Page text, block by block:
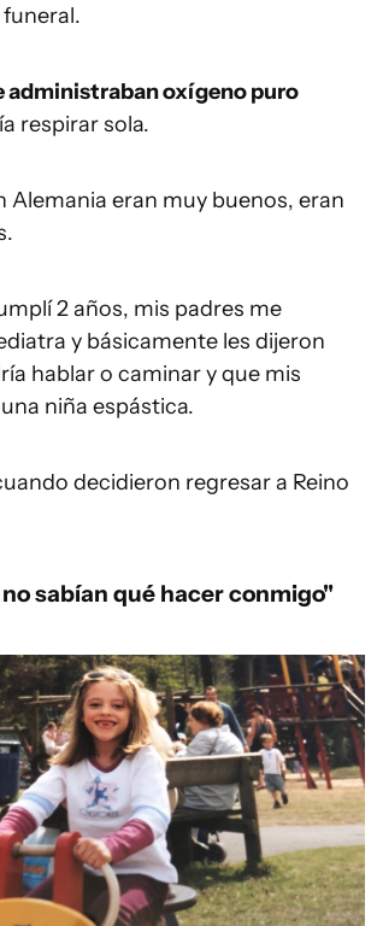
administraban oxígeno puro
respirar sola.
Alemania eran muy buenos, eran
2 años, mis padres me
y básicamente les dijeron
hablar o caminar y que mis
niña espástica.
decidieron regresar a Reino
sabían qué hacer conmigo"